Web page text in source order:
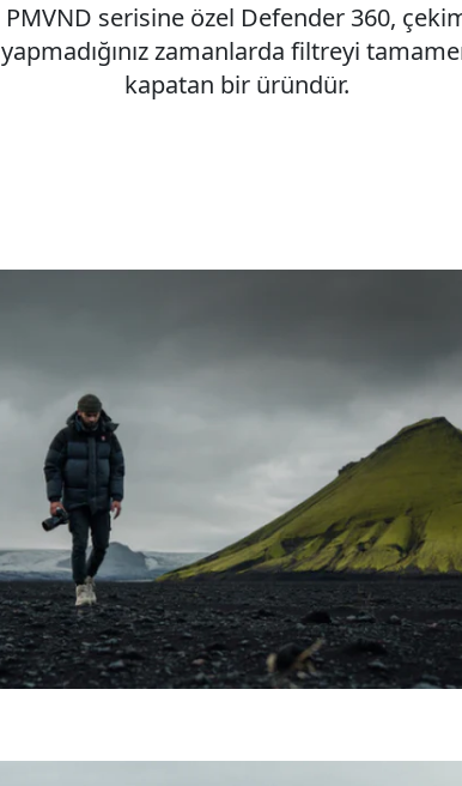
PMVND serisine özel Defender 360,
yapmadığınız zamanlarda filtreyi
kapatan bir üründür.